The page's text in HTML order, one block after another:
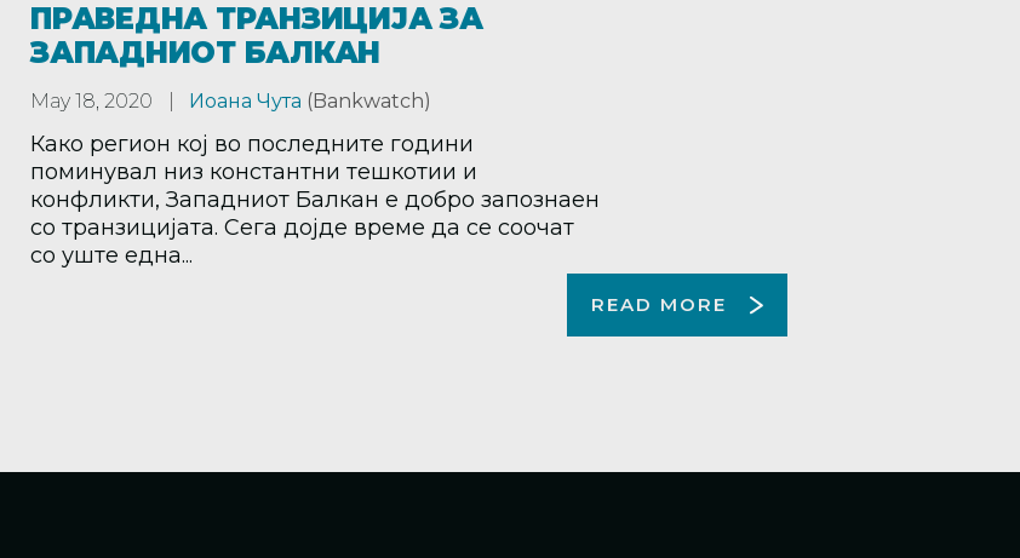
ПРАВЕДНА ТРАНЗИЦИЈА ЗА
ЗАПАДНИОТ БАЛКАН
May 18, 2020 Иоана Чута (Bankwatch)
Како регион кој во последните години
поминувал низ константни тешкотии и
конфликти, Западниот Балкан е добро запознаен
со транзицијата. Сега дојде време да се соочат
со уште една...
READ MORE